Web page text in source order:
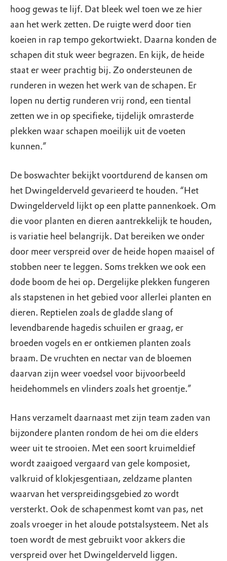
hoog gewas te lijf. Dat bleek wel toen we ze hier
aan het werk zetten. De ruigte werd door tien
koeien in rap tempo gekortwiekt. Daarna konden de
schapen dit stuk weer begrazen. En kijk, de heide
staat er weer prachtig bij. Zo ondersteunen de
runderen in wezen het werk van de schapen. Er
lopen nu dertig runderen vrij rond, een tiental
zetten we in op specifieke, tijdelijk omrasterde
plekken waar schapen moeilijk uit de voeten
kunnen.”
De boswachter bekijkt voortdurend de kansen om
het Dwingelderveld gevarieerd te houden. “Het
Dwingelderveld lijkt op een platte pannenkoek. Om
die voor planten en dieren aantrekkelijk te houden,
is variatie heel belangrijk. Dat bereiken we onder
door meer verspreid over de heide hopen maaisel of
stobben neer te leggen. Soms trekken we ook een
dode boom de hei op. Dergelijke plekken fungeren
als stapstenen in het gebied voor allerlei planten en
dieren. Reptielen zoals de gladde slang of
levendbarende hagedis schuilen er graag, er
broeden vogels en er ontkiemen planten zoals
braam. De vruchten en nectar van de bloemen
daarvan zijn weer voedsel voor bijvoorbeeld
heidehommels en vlinders zoals het groentje.”
Hans verzamelt daarnaast met zijn team zaden van
bijzondere planten rondom de hei om die elders
weer uit te strooien. Met een soort kruimeldief
wordt zaaigoed vergaard van gele komposiet,
valkruid of klokjesgentiaan, zeldzame planten
waarvan het verspreidingsgebied zo wordt
versterkt. Ook de schapenmest komt van pas, net
zoals vroeger in het aloude potstalsysteem. Net als
toen wordt de mest gebruikt voor akkers die
verspreid over het Dwingelderveld liggen.